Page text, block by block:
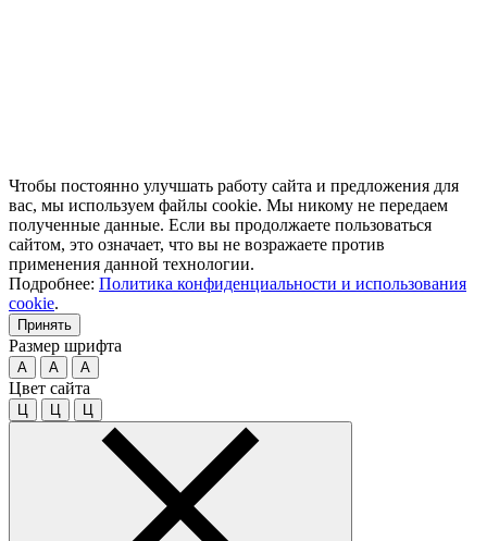
Чтобы постоянно улучшать работу сайта и предложения для
вас, мы используем файлы cookie. Мы никому не передаем
полученные данные. Если вы продолжаете пользоваться
сайтом, это означает, что вы не возражаете против
применения данной технологии.
Подробнее: Политика конфиденциальности и использования
cookie.
Принять
Размер шрифта
A A A
Цвет сайта
Ц Ц Ц